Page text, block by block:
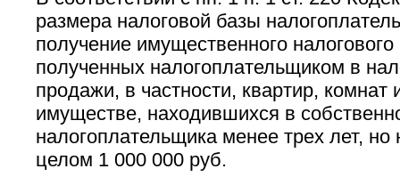
размера налоговой базы
получение имущественного
полученных налогоплательщиком в
продажи, в частности, квартир, комнат
имуществе, находившихся в
налогоплательщика менее трех лет,
целом 1 000 000 руб.